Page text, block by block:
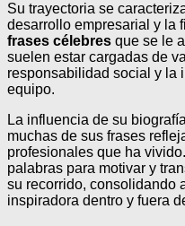
Su trayectoria se
desarrollo empresarial y la
frases célebres que se le
suelen estar cargadas de
responsabilidad social y la
equipo.
La influencia de su
muchas de sus frases
profesionales que ha
palabras para motivar y
su recorrido, consolidando
inspiradora dentro y fuera